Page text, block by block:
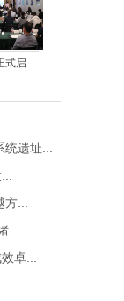
式启 ...
遗址...
...
卓...